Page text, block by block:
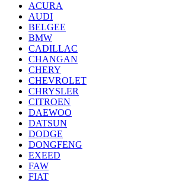
ACURA
AUDI
BELGEE
BMW
CADILLAC
CHANGAN
CHERY
CHEVROLET
CHRYSLER
CITROEN
DAEWOO
DATSUN
DODGE
DONGFENG
EXEED
FAW
FIAT